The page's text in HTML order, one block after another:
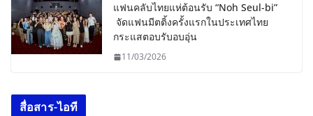
แฟนคลับไทยแห่ต้อนรับ “Noh Seul-bi”
จัดแฟนมีตติ้งครั้งแรกในประเทศไทย
กระแสตอบรับอบอุ่น
11/03/2026
สื่อสาร-ไอที